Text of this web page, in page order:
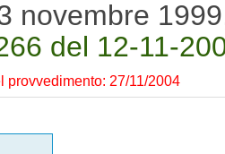
novembre
del 12-11-
provvedimento: 27/11/2004